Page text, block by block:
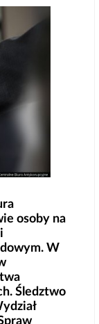
osoby na
W
Śledztwo